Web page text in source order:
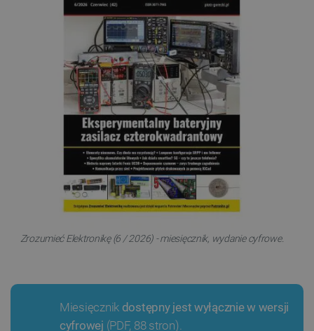
Zrozumieć Elektronikę (6 / 2026) - miesięcznik, wydanie cyfrowe.
Miesięcznik dostępny jest wyłącznie w wersji
cyfrowej (PDF, 88 stron).